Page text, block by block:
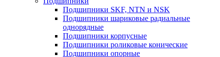
Подшипники SKF, NTN и NSK
Подшипники шариковые радиальные
однорядные
Подшипники корпусные
Подшипники роликовые конические
Подшипники опорные